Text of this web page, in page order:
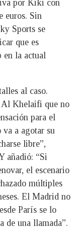
por Kiki con
euros. Sin
Sports se
que es
en la actual
al caso.
Al Khelaifi que no
para el
va a agotar su
libre”,
añadió: “Si
el escenario
múltiples
El Madrid no
París se lo
de una llamada”.